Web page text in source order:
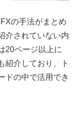
の手法がまとめ
介されていない内
20ページ以上に
紹介しており、ト
ドの中で活用でき